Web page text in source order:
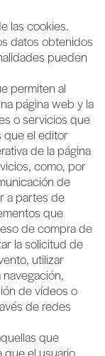
las cookies.
datos obtenidos
pueden
permiten al
página web y la
o servicios que
que el editor
de la página
como, por
de
a partes de
que
de compra de
la solicitud de
utilizar
de vídeos o
de redes
que
que el usuario